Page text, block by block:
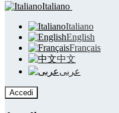
Italiano
Italiano
English
Français
中文
عربى
Accedi